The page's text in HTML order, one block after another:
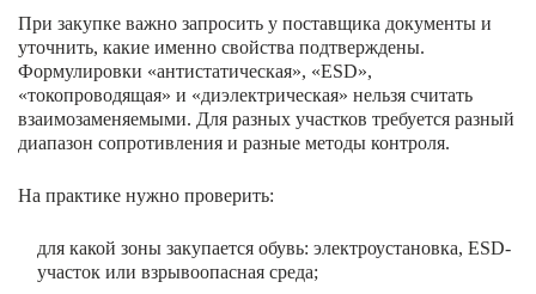
При закупке важно запросить у поставщика документы и
уточнить, какие именно свойства подтверждены.
Формулировки «антистатическая», «ESD»,
«токопроводящая» и «диэлектрическая» нельзя считать
взаимозаменяемыми. Для разных участков требуется разный
диапазон сопротивления и разные методы контроля.
На практике нужно проверить:
для какой зоны закупается обувь: электроустановка, ESD-
участок или взрывоопасная среда;